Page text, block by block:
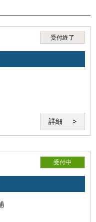
起因して、当研究所、講
ての法的責任を負うもの
Web会議システム
受付終了
詳細
受付中